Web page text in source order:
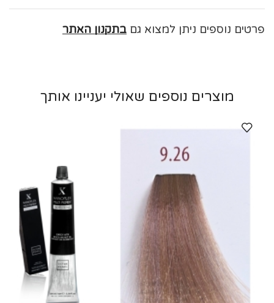
פרטים נוספים ניתן למצוא גם בתקנון האתר
מוצרים נוספים שאולי יעניינו אותך